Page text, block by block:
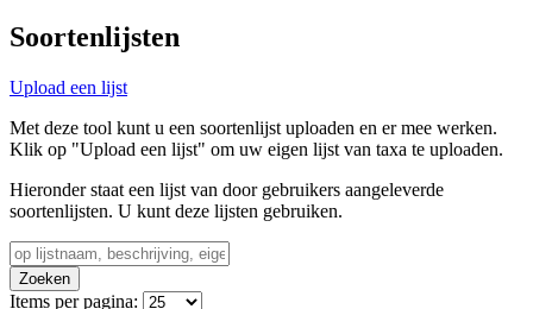
Soortenlijsten
Upload een lijst
Met deze tool kunt u een soortenlijst uploaden en er mee werken.
Klik op "Upload een lijst" om uw eigen lijst van taxa te uploaden.
Hieronder staat een lijst van door gebruikers aangeleverde
soortenlijsten. U kunt deze lijsten gebruiken.
Zoeken
Items per pagina: